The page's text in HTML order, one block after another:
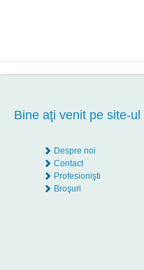
Bine aţi venit pe site-
Despre noi
Contact
Profesionişti
Broşuri